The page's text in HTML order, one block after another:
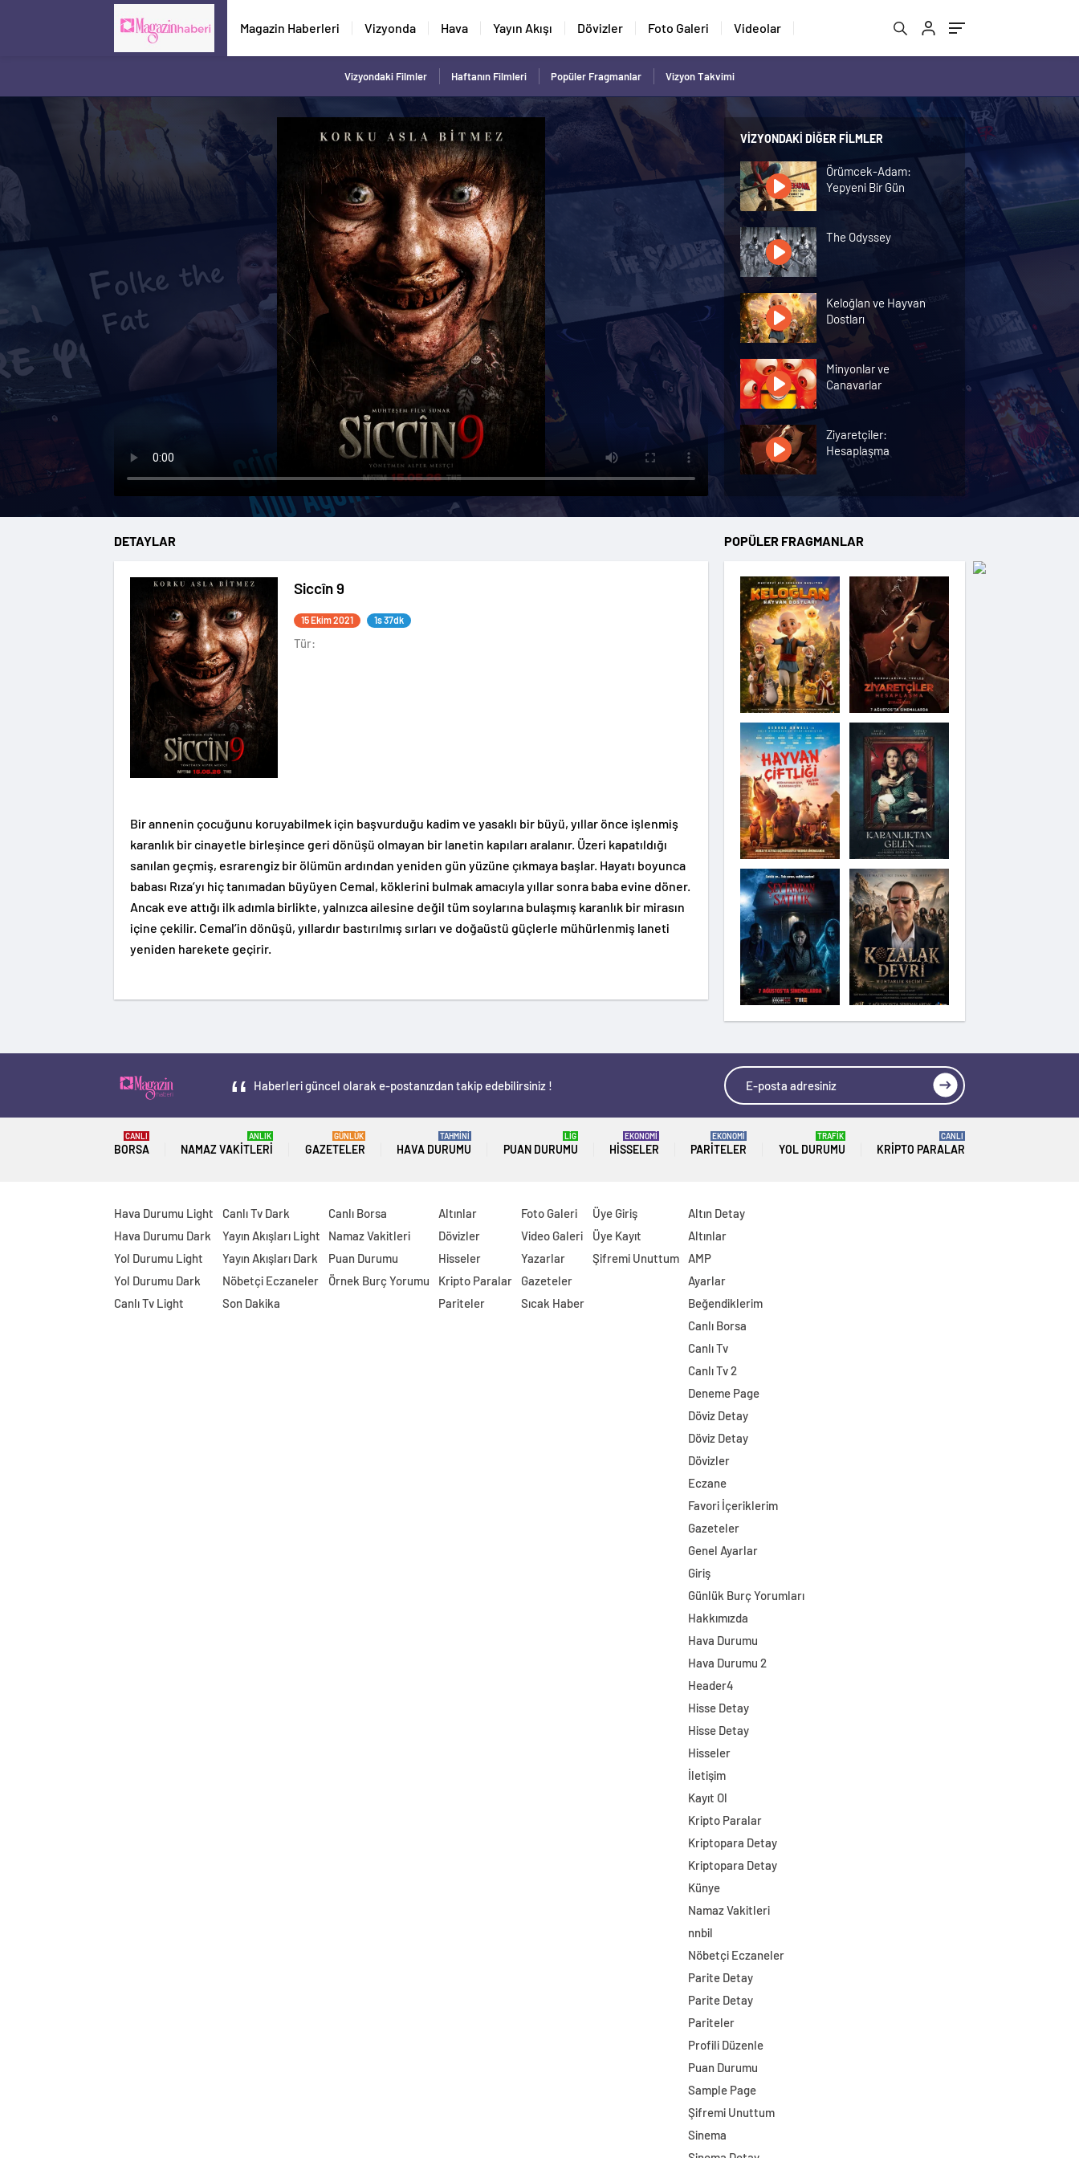
Magazin Haberleri Vizyonda Hava Yayın Akışı Dövizler Foto Galeri Videolar
Vizyondaki Filmler Haftanın Filmleri Popüler Fragmanlar Vizyon Takvimi
VIZYONDAKI DIĞER FILMLER
Örümcek-Adam:
Yepyeni Bir Gün
The Odyssey
Keloğlan ve Hayvan
Dostları
Minyonlar ve
Canavarlar
Ziyaretçiler:
Hesaplaşma
Nasreddin Hoca:
Zaman Yolcusu 4
Hayvan Çiftliği
Karanlıktan Gelen
Şeytandan Satılık
Kozalak Devri
Moana
DETAYLAR
Siccîn 9
15 Ekim 2021 1s 37dk
Tür:
Bir annenin çocuğunu koruyabilmek için başvurduğu kadim ve yasaklı bir büyü, yıllar önce işlenmiş
karanlık bir cinayetle birleşince geri dönüşü olmayan bir lanetin kapıları aralanır. Üzeri kapatıldığı
sanılan geçmiş, esrarengiz bir ölümün ardından yeniden gün yüzüne çıkmaya başlar. Hayatı boyunca
babası Rıza’yı hiç tanımadan büyüyen Cemal, köklerini bulmak amacıyla yıllar sonra baba evine döner.
Ancak eve attığı ilk adımla birlikte, yalnızca ailesine değil tüm soylarına bulaşmış karanlık bir mirasın
içine çekilir. Cemal’in dönüşü, yıllardır bastırılmış sırları ve doğaüstü güçlerle mühürlenmiş laneti
yeniden harekete geçirir.
POPÜLER FRAGMANLAR
Haberleri güncel olarak e-postanızdan takip edebilirsiniz !
BORSA
CANLI
NAMAZ VAKITLERI
ANLIK
GAZETELER
GÜNLÜK
HAVA DURUMU
TAHMİNİ
PUAN DURUMU
LİG
HISSELER
EKONOMİ
PARITELER
EKONOMİ
YOL DURUMU
TRAFİK
KRIPTO PARALAR
CANLI
Hava Durumu Light
Hava Durumu Dark
Yol Durumu Light
Yol Durumu Dark
Canlı Tv Light
Canlı Tv Dark
Yayın Akışları Light
Yayın Akışları Dark
Nöbetçi Eczaneler
Son Dakika
Canlı Borsa
Namaz Vakitleri
Puan Durumu
Örnek Burç Yorumu
Altınlar
Dövizler
Hisseler
Kripto Paralar
Pariteler
Foto Galeri
Video Galeri
Yazarlar
Gazeteler
Sıcak Haber
Üye Giriş
Üye Kayıt
Şifremi Unuttum
Altın Detay
Altınlar
AMP
Ayarlar
Beğendiklerim
Canlı Borsa
Canlı Tv
Canlı Tv 2
Deneme Page
Döviz Detay
Döviz Detay
Dövizler
Eczane
Favori İçeriklerim
Gazeteler
Genel Ayarlar
Giriş
Günlük Burç Yorumları
Hakkımızda
Hava Durumu
Hava Durumu 2
Header4
Hisse Detay
Hisse Detay
Hisseler
İletişim
Kayıt Ol
Kripto Paralar
Kriptopara Detay
Kriptopara Detay
Künye
Namaz Vakitleri
nnbil
Nöbetçi Eczaneler
Parite Detay
Parite Detay
Pariteler
Profili Düzenle
Puan Durumu
Sample Page
Şifremi Unuttum
Sinema